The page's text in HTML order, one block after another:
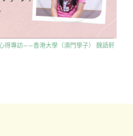
得專訪——香港大學（澳門學子） 魏語軒